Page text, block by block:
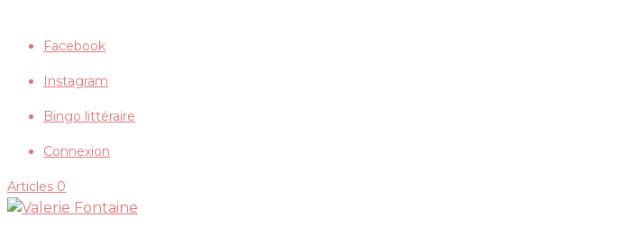
Facebook
Instagram
Bingo littéraire
Connexion
Articles 0